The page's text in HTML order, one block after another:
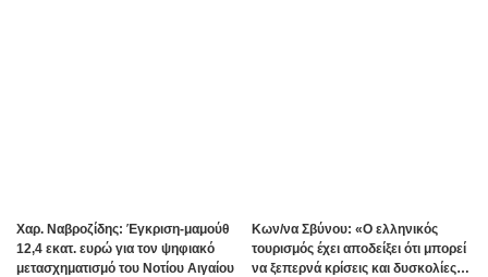
Χαρ. Ναβροζίδης: Έγκριση-μαμούθ
12,4 εκατ. ευρώ για τον ψηφιακό
μετασχηματισμό του Νοτίου Αιγαίου
Kων/να Σβύνου: «Ο ελληνικός
τουρισμός έχει αποδείξει ότι μπορεί
να ξεπερνά κρίσεις και δυσκολίες»